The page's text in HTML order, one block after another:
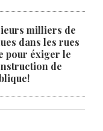
milliers de
dans les rues
pour éxiger le
de